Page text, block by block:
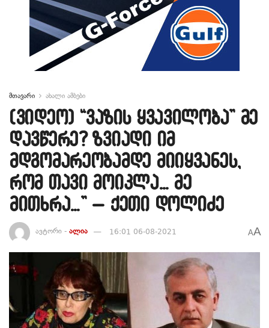
მთავარი ახალი ამბები
(ვიდეო) “ვაზის ყვავილობა” მე
დავწერე? ზვიადი იმ
მდგომარეობამდე მიიყვანეს,
რომ თავი მოიკლა… მე
მითხრა…” – ქეთი დოლიძე
ავტორი - ალია 16:01 06-08-2021 AA